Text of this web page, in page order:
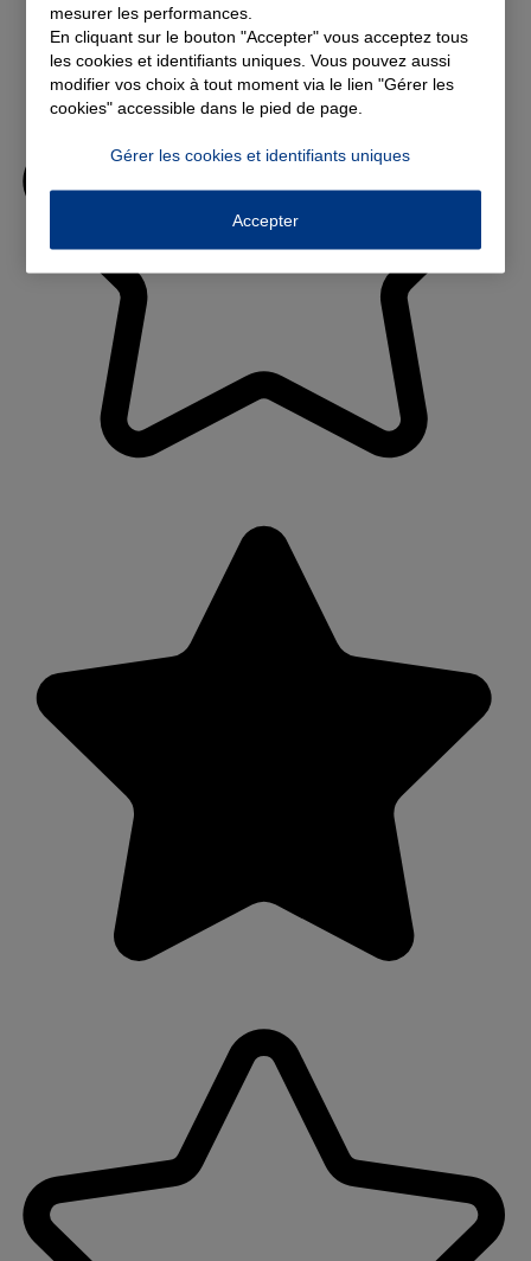
mesurer les performances.
En cliquant sur le bouton "Accepter" vous acceptez tous
les cookies et identifiants uniques. Vous pouvez aussi
modifier vos choix à tout moment via le lien "Gérer les
cookies" accessible dans le pied de page.
Gérer les cookies et identifiants uniques
Accepter